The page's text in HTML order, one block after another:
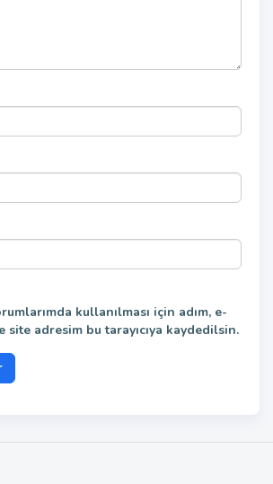
kullanılması için adım, e-
site adresim bu tarayıcıya kaydedilsin.